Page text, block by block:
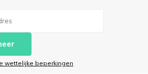
wettelijke beperkingen